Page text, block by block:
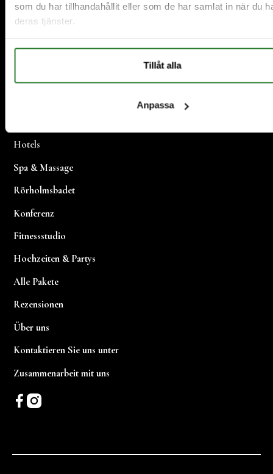
som du har tillhandahållit eller som de har samlat in när du
deras tjänster.
Tillåt alla
Anpassa
Hotels
Spa & Massage
Rörholmsbadet
Konferenz
Fitnessstudio
Hochzeiten & Partys
Alle Pakete
Rezensionen
Über uns
Kontaktieren Sie uns unter
Zusammenarbeit mit uns